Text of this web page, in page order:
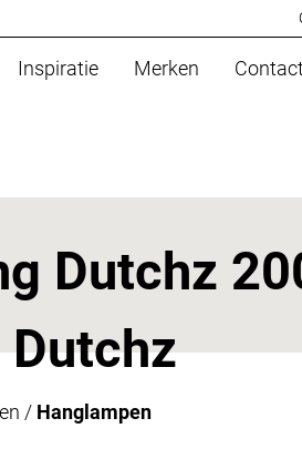
Inspiratie Merken Contact
Dutchz
/ Hanglampen